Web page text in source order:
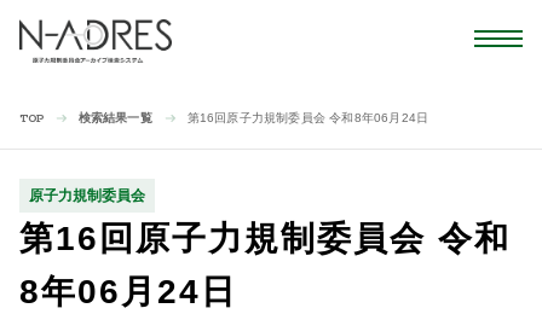
TOP 検索結果一覧 第16回原子力規制委員会 令和8年06月24日
原子力規制委員会
第16回原子力規制委員会 令和
8年06月24日